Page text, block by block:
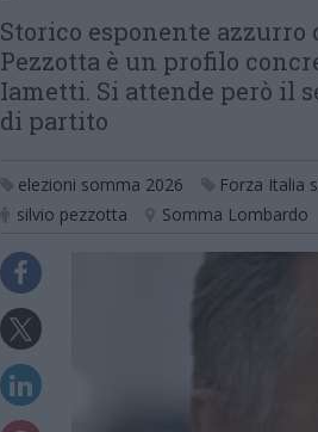
Storico esponente
Pezzotta è un profilo
Iametti. Si attende però il
di partito
elezioni somma 2026
Forza Italia
silvio pezzotta
Somma Lombardo